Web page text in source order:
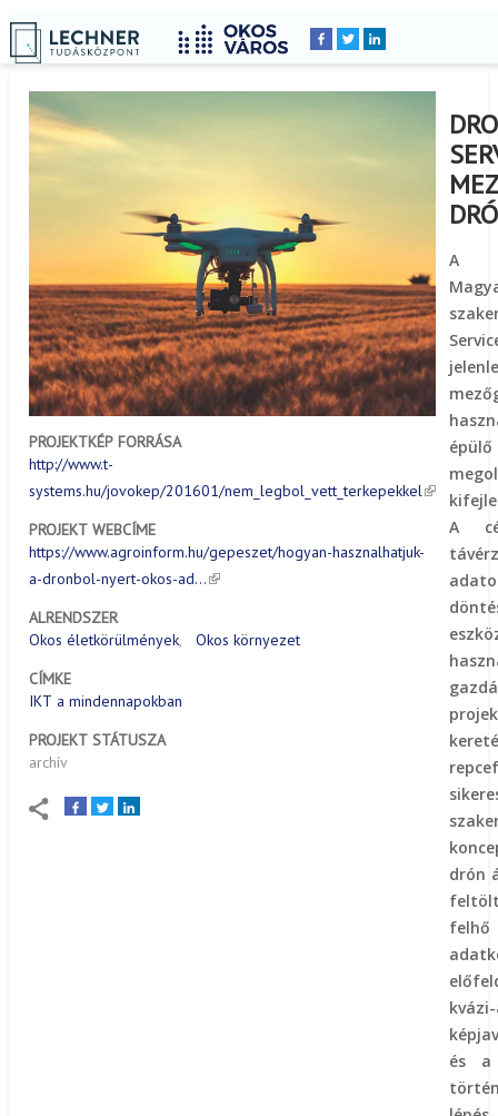
Breadcrumbs
YOU
ARE
HERE:
Címlap Peldatar
PROJEKTKÉP FORRÁSA
http://www.t-
systems.hu/jovokep/201601/nem_legbol_vett_terkepekkel
PROJEKT WEBCÍME
https://www.agroinform.hu/gepeszet/hogyan-hasznalhatjuk-
a-dronbol-nyert-okos-ad…
ALRENDSZER
Okos életkörülmények
Okos környezet
CÍMKE
IKT a mindennapokban
PROJEKT STÁTUSZA
archív
A
A
drón
és a